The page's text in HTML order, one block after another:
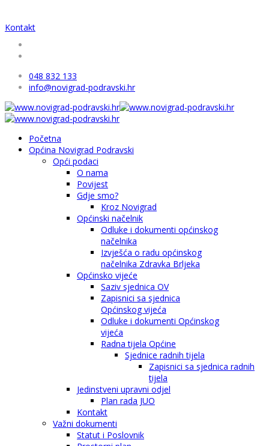
Kontakt
048 832 133
info@novigrad-podravski.hr
Početna
Općina Novigrad Podravski
Opći podaci
O nama
Povijest
Gdje smo?
Kroz Novigrad
Općinski načelnik
Odluke i dokumenti općinskog
načelnika
Izvješća o radu općinskog
načelnika Zdravka Brljeka
Općinsko vijeće
Saziv sjednica OV
Zapisnici sa sjednica
Općinskog vijeća
Odluke i dokumenti Općinskog
vijeća
Radna tijela Općine
Sjednice radnih tijela
Zapisnici sa sjednica radnih
tijela
Jedinstveni upravni odjel
Plan rada JUO
Kontakt
Važni dokumenti
Statut i Poslovnik